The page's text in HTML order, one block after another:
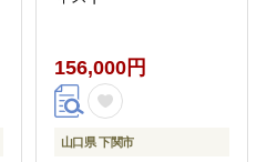
156,000円
山口県 下関市